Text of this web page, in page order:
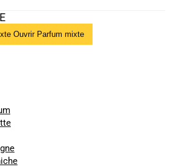
Ouvrir Parfum mixte